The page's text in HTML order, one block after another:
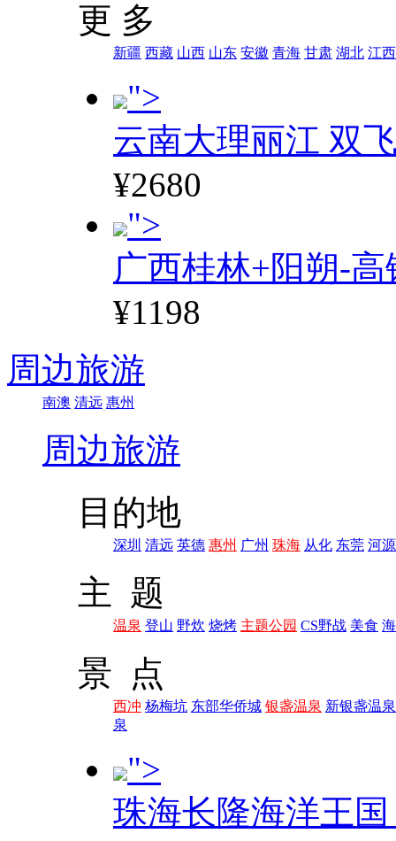
更 多
新疆 西藏 山西 山东 安徽 青海 甘肃 湖北 江西
">
云南大理丽江 双
¥2680
">
广西桂林+阳朔-高
¥1198
周边旅游
南澳 清远 惠州
周边旅游
目的地
深圳 清远 英德 惠州 广州 珠海 从化 东莞 河源
主 题
温泉 登山 野炊 烧烤 主题公园 CS野战 美食
景 点
西冲 杨梅坑 东部华侨城 银盏温泉 新银盏温泉
泉
">
珠海长隆海洋王